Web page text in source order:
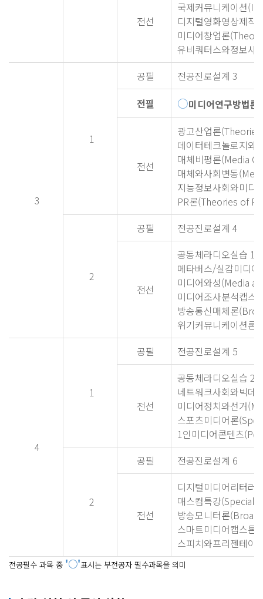
전선
국제커뮤니케이션
디지털영화영상제작
미디어창업론
유비쿼터스와정보사
3
1
공필
전공진로설계 3
전필
○미디어연구방법
전선
광고산업론
데이터테크놀로지와
매체비평론(Media
매체와사회변동
지능정보사회와미디
PR론(Theories of
2
공필 전공진로설계 4
전선
공동체라디오실습
메타버스/실감미디
미디어와성(Media
미디어조사분석캡스
방송통신매체론
위기커뮤니케이션
4
1
공필 전공진로설계 5
전선
공동체라디오실습
네트워크사회와빅데
미디어정치와선거
스포츠미디어론
1인미디어콘텐츠
2
공필 전공진로설계 6
전선
디지털미디어리터러
매스컴특강(Special
방송모니터론
스마트미디어캡스톤
스피치와프리젠테이
전공필수 과목 중 '○'표시는 부전공자 필수과목을 의미